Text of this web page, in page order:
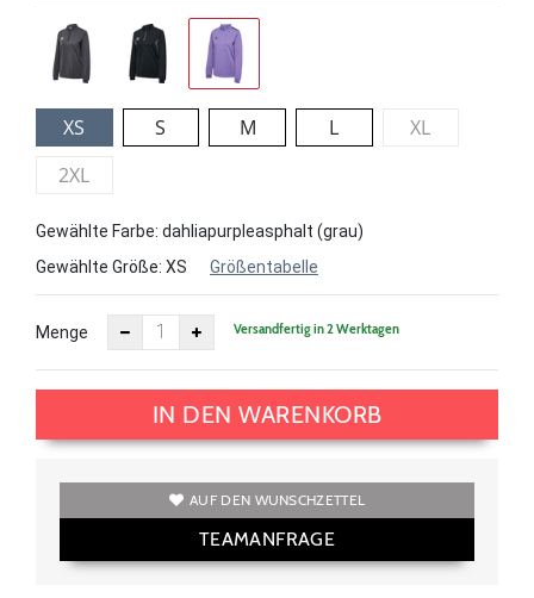
XS S M L
XL
2XL
Gewählte Farbe: dahliapurpleasphalt (grau)
Gewählte Größe: XS Größentabelle
Menge Versandfertig in 2 Werktagen
IN DEN WARENKORB
AUF DEN WUNSCHZETTEL
TEAMANFRAGE